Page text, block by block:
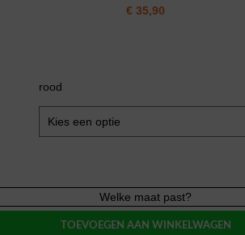
€ 35,90
rood
Welke maat past?
TOEVOEGEN AAN WINKELWAGEN